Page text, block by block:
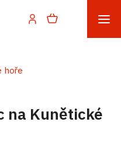
hoře
na Kunětické